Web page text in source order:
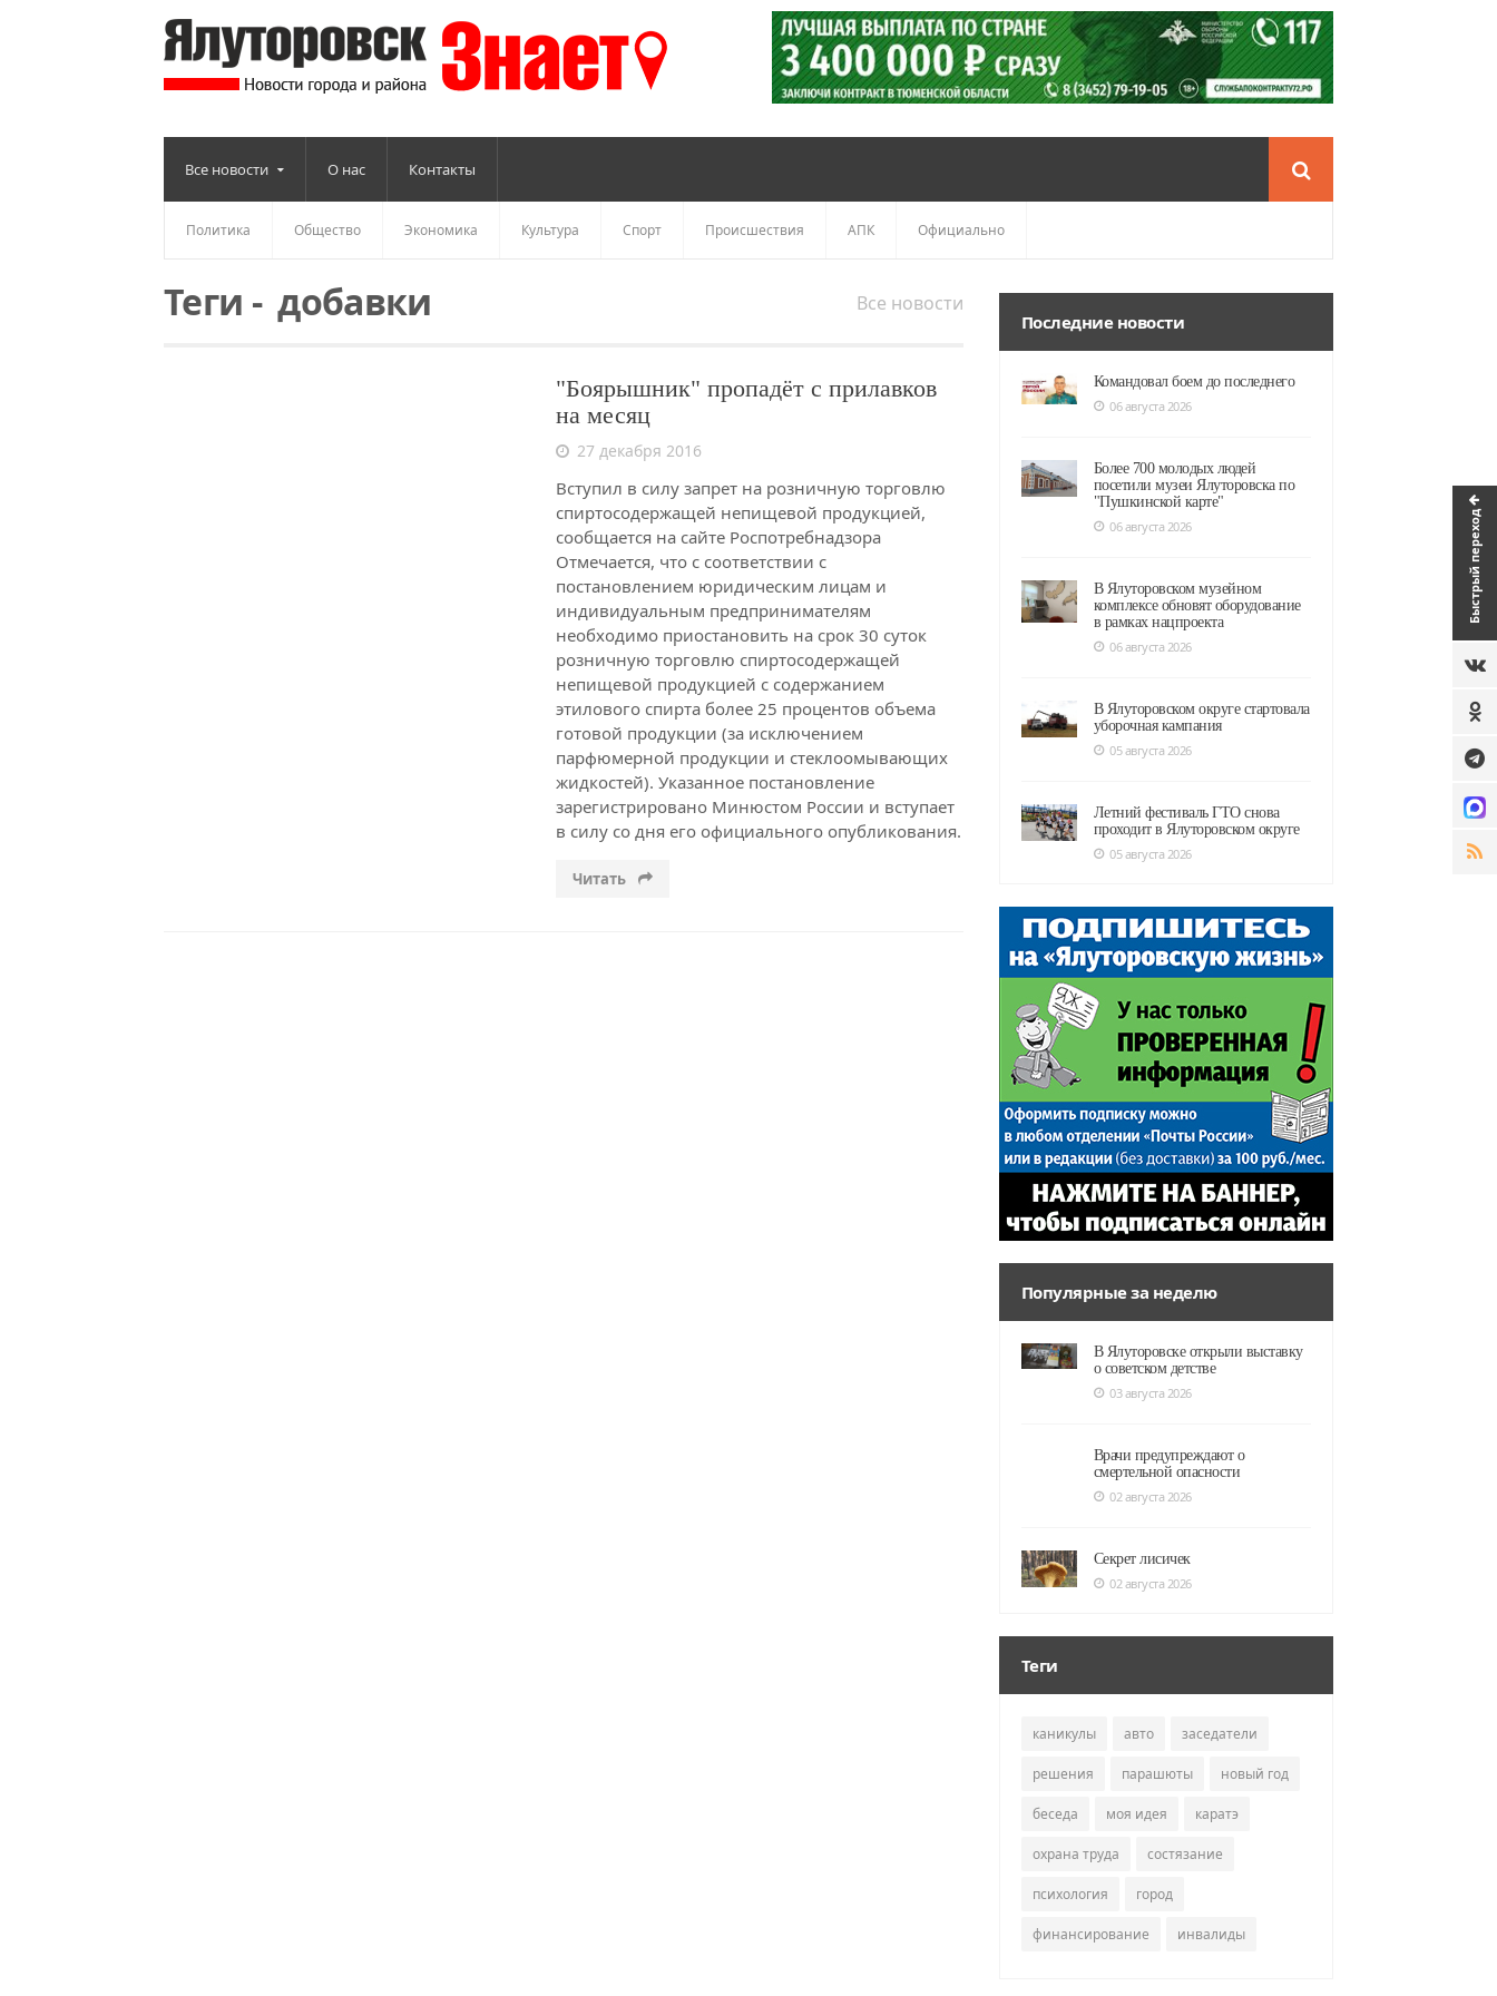
Быстрый переход
Все новости О нас Контакты
Политика Общество Экономика Культура Спорт Происшествия АПК Официально
Все новости
Теги -добавки
"Боярышник" пропадёт с прилавков
на месяц
27 декабря 2016
Вступил в силу запрет на розничную торговлю
спиртосодержащей непищевой продукцией,
сообщается на сайте Роспотребнадзора
Отмечается, что с соответствии с
постановлением юридическим лицам и
индивидуальным предпринимателям
необходимо приостановить на срок 30 суток
розничную торговлю спиртосодержащей
непищевой продукцией с содержанием
этилового спирта более 25 процентов объема
готовой продукции (за исключением
парфюмерной продукции и стеклоомывающих
жидкостей). Указанное постановление
зарегистрировано Минюстом России и вступает
в силу со дня его официального опубликования.
Читать
Последние новости
Командовал боем до последнего
06 августа 2026
Более 700 молодых людей
посетили музеи Ялуторовска по
"Пушкинской карте"
06 августа 2026
В Ялуторовском музейном
комплексе обновят оборудование
в рамках нацпроекта
06 августа 2026
В Ялуторовском округе стартовала
уборочная кампания
05 августа 2026
Летний фестиваль ГТО снова
проходит в Ялуторовском округе
05 августа 2026
Популярные за неделю
В Ялуторовске открыли выставку
о советском детстве
03 августа 2026
Врачи предупреждают о
смертельной опасности
02 августа 2026
Секрет лисичек
02 августа 2026
Теги
каникулы авто заседатели
решения парашюты новый год
беседа моя идея каратэ
охрана труда состязание
психология город
финансирование инвалиды